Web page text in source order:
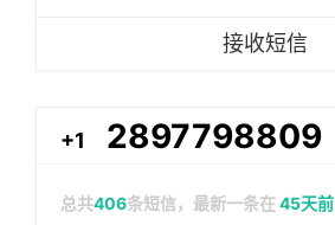
接收短信
+1 2897798809
总共406条短信，最新一条在45天前